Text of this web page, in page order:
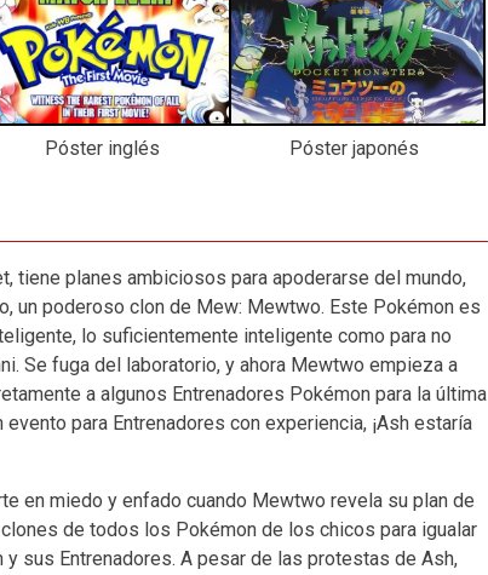
Póster inglés Póster japonés
tiene planes ambiciosos para apoderarse del mundo,
un poderoso clon de Mew: Mewtwo. Este Pokémon es
lo suficientemente inteligente como para no
Se fuga del laboratorio, y ahora Mewtwo empieza a
a algunos Entrenadores Pokémon para la última
para Entrenadores con experiencia, ¡Ash estaría
en miedo y enfado cuando Mewtwo revela su plan de
de todos los Pokémon de los chicos para igualar
y sus Entrenadores. A pesar de las protestas de Ash,